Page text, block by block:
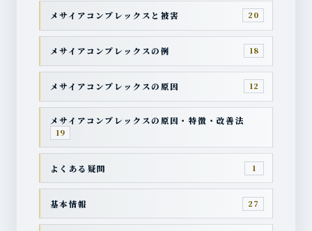
メサイアコンプレックスと被害 20
メサイアコンプレックスの例 18
メサイアコンプレックスの原因 12
メサイアコンプレックスの原因・特徴・改善法
19
よくある疑問 1
基本情報 27